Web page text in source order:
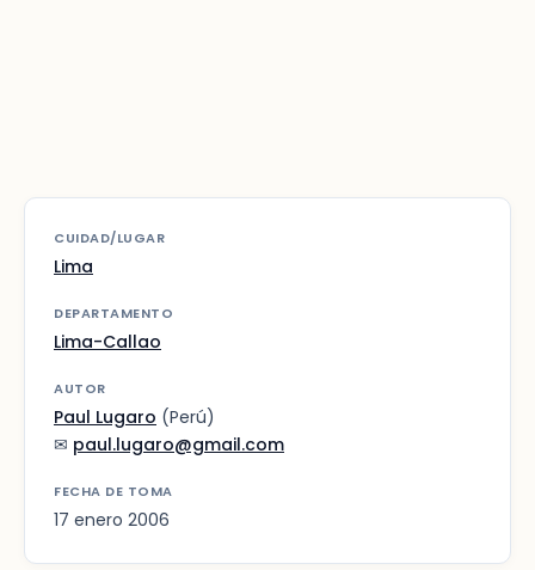
CUIDAD/LUGAR
Lima
DEPARTAMENTO
Lima-Callao
AUTOR
Paul Lugaro (Perú)
✉ paul.lugaro@gmail.com
FECHA DE TOMA
17 enero 2006